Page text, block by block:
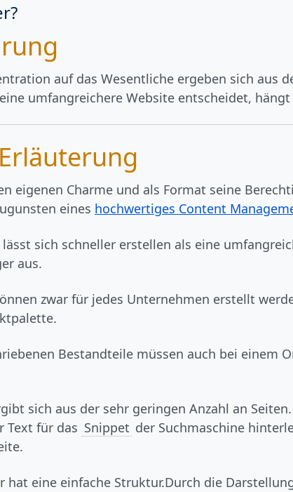
auf das Wesentliche ergeben sich aus
umfangreichere Website entscheidet,
eigenen Charme und als Format seine
eines hochwertiges Content
lässt sich schneller erstellen als eine
aus.
zwar für jedes Unternehmen erstellt
Bestandteile müssen auch bei einem
sich aus der sehr geringen Anzahl an
Text für das Snippet der Suchmaschine
hat eine einfache Struktur.Durch die